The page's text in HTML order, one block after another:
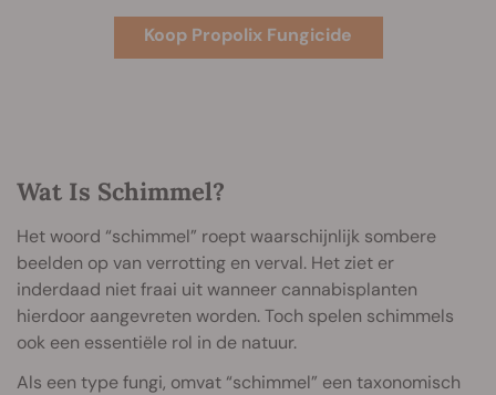
Koop Propolix Fungicide
Wat Is Schimmel?
Het woord “schimmel” roept waarschijnlijk sombere
beelden op van verrotting en verval. Het ziet er
inderdaad niet fraai uit wanneer cannabisplanten
hierdoor aangevreten worden. Toch spelen schimmels
ook een essentiële rol in de natuur.
Als een type fungi, omvat “schimmel” een taxonomisch